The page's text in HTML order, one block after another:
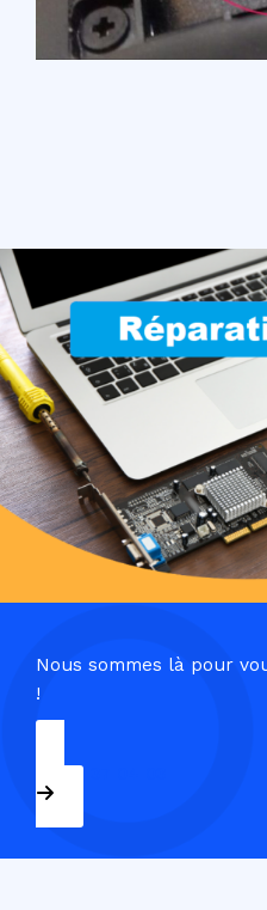
Nous sommes là pour
!
09 54 37 04 03